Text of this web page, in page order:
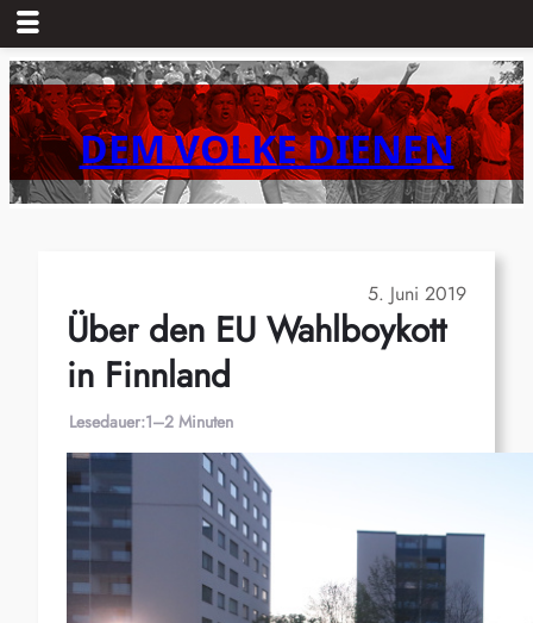
Zum
Inhalt
springenDEM VOLKE DIENEN
5. Juni 2019
Über den EU Wahlboykott
in Finnland
Lesedauer:1–2 Minuten